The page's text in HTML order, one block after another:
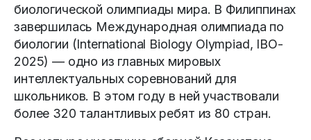
биологической олимпиады мира. В Филиппинах
завершилась Международная олимпиада по
биологии (International Biology Olympiad, IBO-
2025) — одно из главных мировых
интеллектуальных соревнований для
школьников. В этом году в ней участвовали
более 320 талантливых ребят из 80 стран.